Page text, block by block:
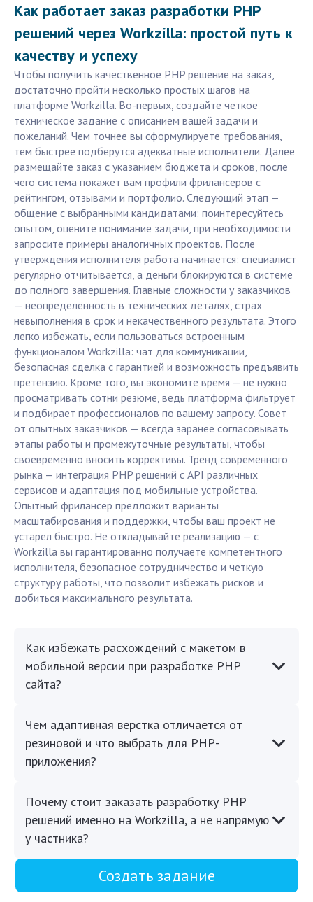
Как работает заказ разработки PHP
решений через Workzilla: простой путь к
качеству и успеху
Чтобы получить качественное PHP решение на заказ,
достаточно пройти несколько простых шагов на
платформе Workzilla. Во-первых, создайте четкое
техническое задание с описанием вашей задачи и
пожеланий. Чем точнее вы сформулируете требования,
тем быстрее подберутся адекватные исполнители. Далее
размещайте заказ с указанием бюджета и сроков, после
чего система покажет вам профили фрилансеров с
рейтингом, отзывами и портфолио. Следующий этап —
общение с выбранными кандидатами: поинтересуйтесь
опытом, оцените понимание задачи, при необходимости
запросите примеры аналогичных проектов. После
утверждения исполнителя работа начинается: специалист
регулярно отчитывается, а деньги блокируются в системе
до полного завершения. Главные сложности у заказчиков
— неопределённость в технических деталях, страх
невыполнения в срок и некачественного результата. Этого
легко избежать, если пользоваться встроенным
функционалом Workzilla: чат для коммуникации,
безопасная сделка с гарантией и возможность предъявить
претензию. Кроме того, вы экономите время — не нужно
просматривать сотни резюме, ведь платформа фильтрует
и подбирает профессионалов по вашему запросу. Совет
от опытных заказчиков — всегда заранее согласовывать
этапы работы и промежуточные результаты, чтобы
своевременно вносить коррективы. Тренд современного
рынка — интеграция PHP решений с API различных
сервисов и адаптация под мобильные устройства.
Опытный фрилансер предложит варианты
масштабирования и поддержки, чтобы ваш проект не
устарел быстро. Не откладывайте реализацию — с
Workzilla вы гарантированно получаете компетентного
исполнителя, безопасное сотрудничество и четкую
структуру работы, что позволит избежать рисков и
добиться максимального результата.
Как избежать расхождений с макетом в
мобильной версии при разработке PHP
сайта?
Чем адаптивная верстка отличается от
резиновой и что выбрать для PHP-
приложения?
Почему стоит заказать разработку PHP
решений именно на Workzilla, а не напрямую
у частника?
Создать задание